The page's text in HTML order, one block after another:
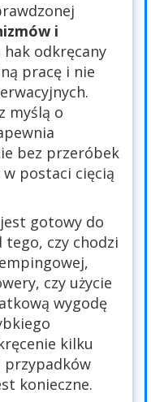
i
hak odkręcany
pracę i nie
myślą o
bez przeróbek
postaci cięcią
gotowy do
tego, czy chodzi
czy użycie
wygodę
kilku
przypadków
konieczne.